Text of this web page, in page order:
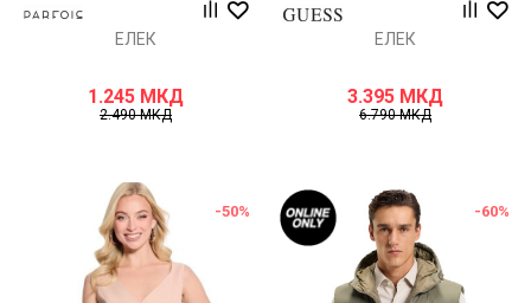
ЕЛЕК
1.245 МКД
2.490МКД
ЕЛЕК
3.395 МКД
6.790МКД
-50% -60%